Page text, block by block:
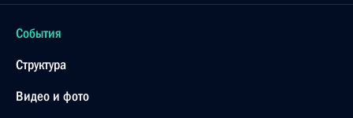
События
Структура
Видео и фото